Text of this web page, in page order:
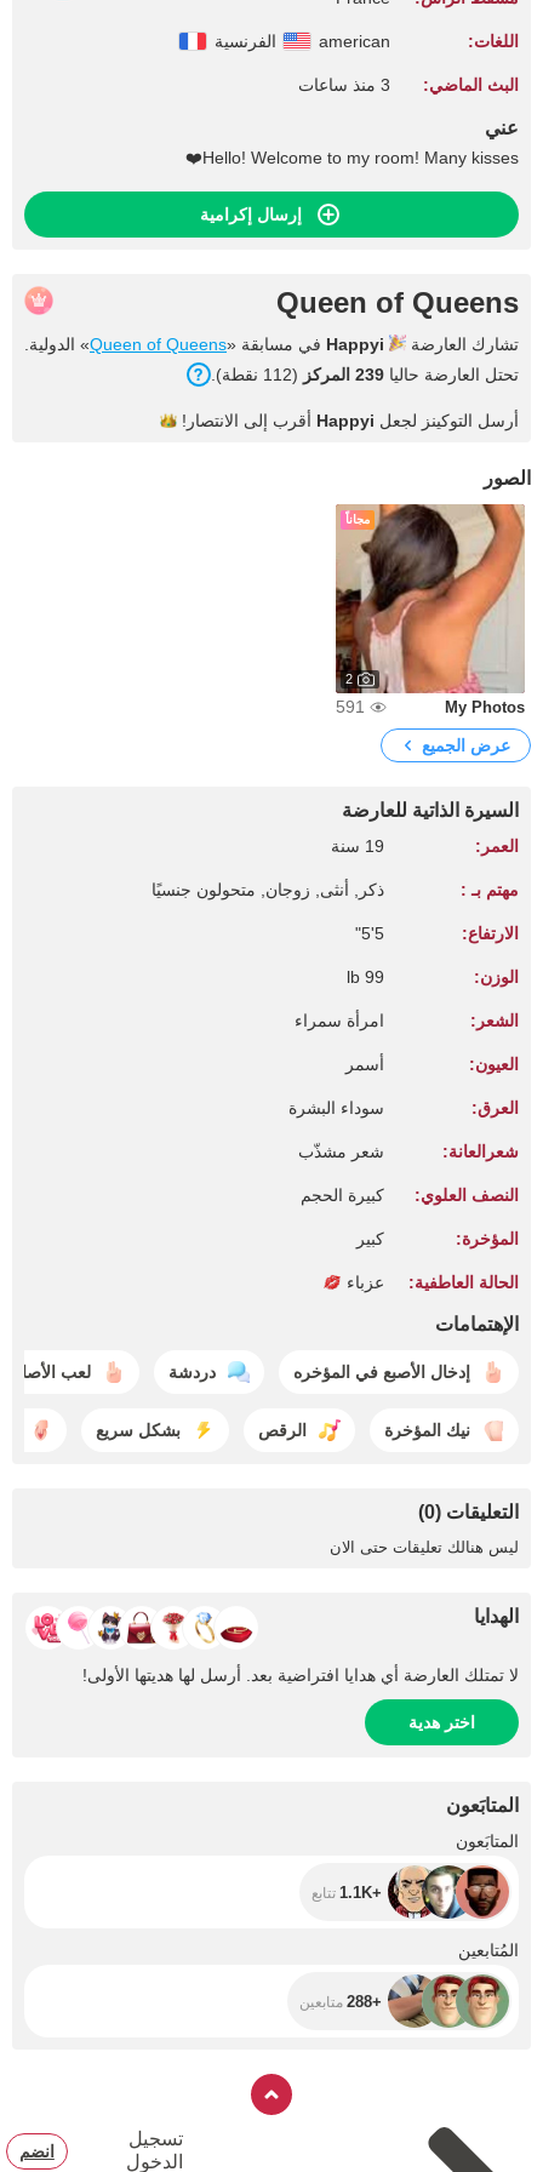
اللغات: american الفرنسية
البث الماضي: 3 منذ ساعات
عني
Hello! Welcome to my room! Many kisses❤️
إرسال إكرامية
Queen of Queens
تشارك العارضة Happyi في مسابقة «Queen of Queens» الدولية.
تحتل العارضة حاليا 239 المركز (112 نقطة).
أرسل التوكينز لجعل Happyi أقرب إلى الانتصار!
الصور
مجاناً
2
My Photos
591
عرض الجميع
السيرة الذاتية للعارضة
العمر: 19 سنة
مهتم بـ : ذكر, أنثى, زوجان, متحولون جنسيًا
الارتفاع: 5'5"
الوزن: 99 lb
الشعر: امرأة سمراء
العيون: أسمر
العرق: سوداء البشرة
شعرالعانة: شعر مشذّب
النصف العلوي: كبيرة الحجم
المؤخرة: كبير
الحالة العاطفية: عزباء
الإهتمامات
إدخال الأصبع في المؤخره دردشة لعب الأصابع
نيك المؤخرة الرقص بشكل سريع
التعليقات (0)
ليس هنالك تعليقات حتى الان
الهدايا
لا تمتلك العارضة أي هدايا افتراضية بعد. أرسل لها هديتها الأولى!
اختر هدية
المتابَعون
المتابَعون
+1.1K تتابع
المُتابعين
+288 متابعين
تسجيل
الدخول
انضم